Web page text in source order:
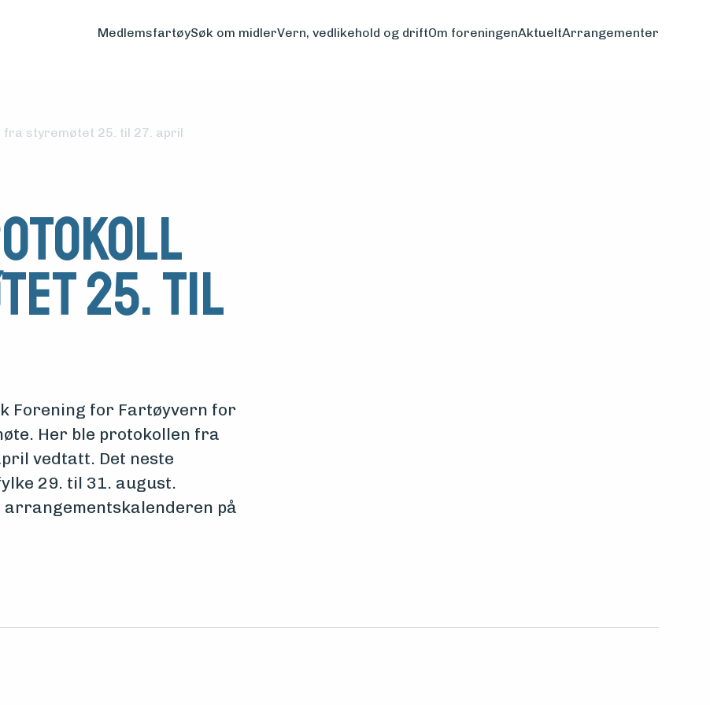
MedlemsfartøySøk om midlerVern, vedlikehold og driftOm foreningenAktueltArrangementer
fra styremøtet 25. til 27. april
25. til
Forening for Fartøyvern for
Her ble protokollen fra
vedtatt. Det neste
29. til 31. august.
på